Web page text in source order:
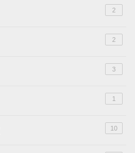
2
2
3
1
10